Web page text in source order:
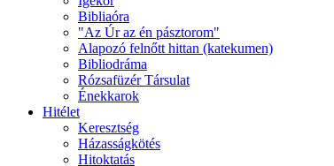
Bibliaóra
"Az Úr az én pásztorom"
Alapozó felnőtt hittan (katekumen)
Bibliodráma
Rózsafüzér Társulat
Énekkarok
Hitélet
Keresztség
Házasságkötés
Hitoktatás